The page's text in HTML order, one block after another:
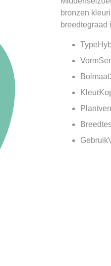
bronzen
breedtegraad
Type
Vorm
Bolmaat
Kleur
Gebruik